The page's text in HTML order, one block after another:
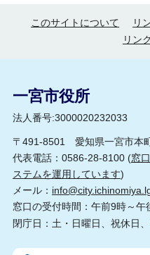
このサイトについて リ
リン
一宮市役所
法人番号:3000020232033
〒491-8501 愛知県一宮市本
代表電話：0586-28-8100 (窓
ステムを運用しています)
メール：
窓口の受付時間：午前9時～午
閉庁日：土・日曜日、祝休日